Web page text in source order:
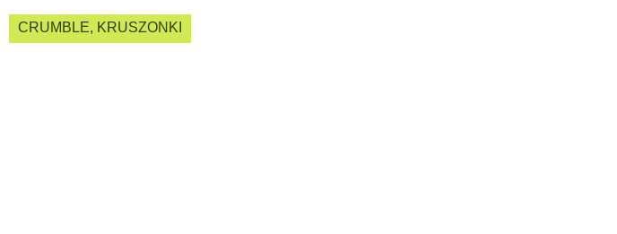
CRUMBLE, KRUSZONKI